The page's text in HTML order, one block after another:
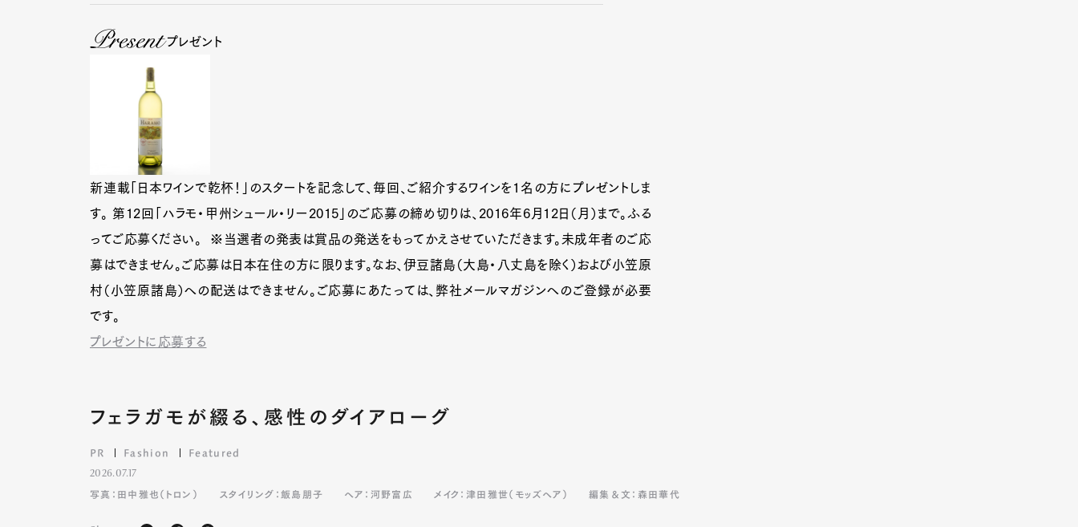
プレゼント
新連載「日本ワインで乾杯！」のスタートを記念して、毎回、ご紹介するワインを1名の方にプレゼントしま
す。 第12回「ハラモ・甲州シュール・リー2015」のご応募の締め切りは、2016年6月12日（月）まで。ふる
ってご応募ください。 ※当選者の発表は賞品の発送をもってかえさせていただきます。未成年者のご応
募はできません。ご応募は日本在住の方に限ります。なお、伊豆諸島（大島・八丈島を除く）および小笠原
村（小笠原諸島）への配送はできません。ご応募にあたっては、弊社メールマガジンへのご登録が必要
です。
プレゼントに応募する
フェラガモが綴る、感性のダイアローグ
PR Fashion Featured
2026.07.17
写真：田中雅也（トロン） スタイリング：飯島朋子 ヘア：河野富広 メイク：津田雅世（モッズヘア） 編集＆文：森田華代